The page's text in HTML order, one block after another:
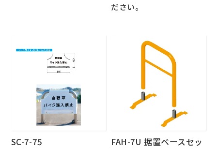
ださい。
SC-7-75
FAH-7U 据置ベースセッ